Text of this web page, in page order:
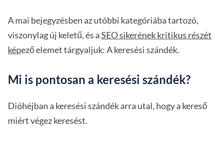
A mai bejegyzésben az utóbbi kategóriába tartozó,
viszonylag új keletű, és aSEO sikerének kritikus részét
képező elemet tárgyaljuk: A keresési szándék.
Mi is pontosan a keresési szándék?
Dióhéjban a keresési szándék arra utal, hogy a kereső
miért végez keresést.